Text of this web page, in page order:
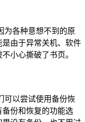
为各种意想不到的原
由于异常关机、软件
小心撕破了书页。
可以尝试使用备份恢
备份和恢复的功能选